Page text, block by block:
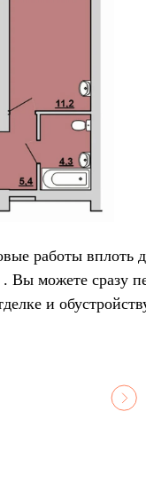
работы вплоть
. Вы можете сразу
и